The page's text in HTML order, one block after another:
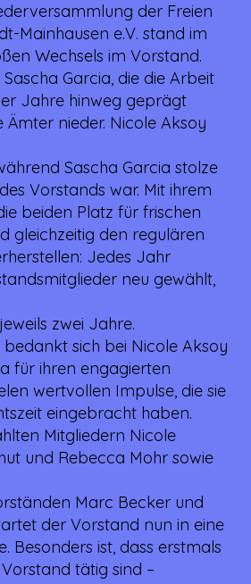
der Freien
Mainhausen e.V. stand im
Wechsels im Vorstand.
Garcia, die die Arbeit
Jahre hinweg geprägt
Ämter nieder. Nicole Aksoy
Sascha Garcia stolze
Vorstands war. Mit ihrem
beiden Platz für frischen
gleichzeitig den regulären
Jedes Jahr
neu gewählt,
zwei Jahre.
bedankt sich bei Nicole Aksoy
für ihren engagierten
wertvollen Impulse, die sie
eingebracht haben.
Mitgliedern Nicole
und Rebecca Mohr sowie
Marc Becker und
der Vorstand nun in eine
Besonders ist, dass erstmals
tätig sind –